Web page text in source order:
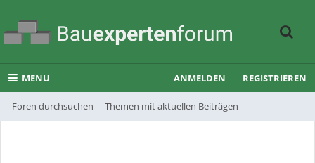
MENU
Foren durchsuchen Themen mit aktuellen Beiträgen
ANMELDEN REGISTRIEREN